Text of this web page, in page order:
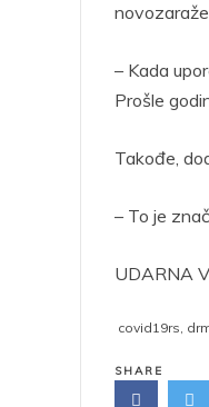
– Kada
Prošle
Takođe,
– To je
UDARNA
covid19rs,
SHARE